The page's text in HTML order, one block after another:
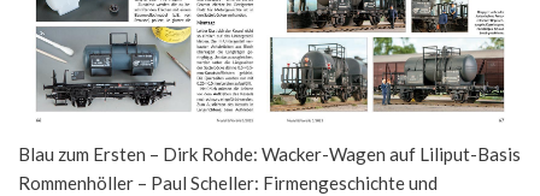
Blau zum Ersten – Dirk Rohde: Wacker-Wagen auf Liliput-Basis
Rommenhöller – Paul Scheller: Firmengeschichte und